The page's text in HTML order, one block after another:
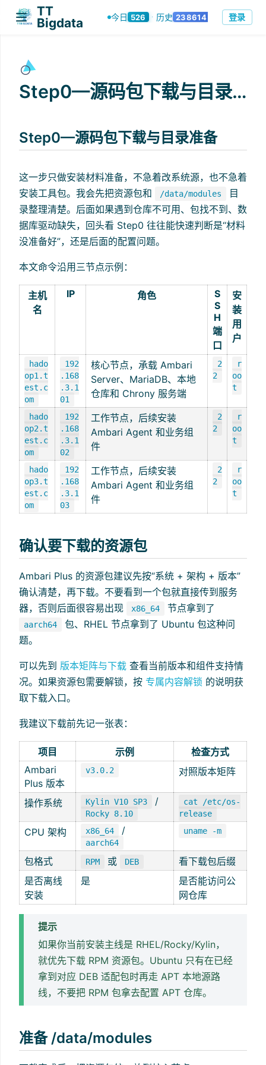
TT
Bigdata
今日 526 · 历史 238614 登录
Step0—源码包下载与目录准备
Step0—源码包下载与目录准备
这一步只做安装材料准备，不急着改系统源，也不急着
安装工具包。我会先把资源包和
/data/modules
目
录整理清楚。后面如果遇到仓库不可用、包找不到、数
据库驱动缺失，回头看 Step0 往往能快速判断是“材料
没准备好”，还是后面的配置问题。
本文命令沿用三节点示例：
主机
名
IP 角色
S
S
H
端
口
安
装
用
户
hado
op1.t
est.c
om
192
.168
.3.1
01
核心节点，承载 Ambari
Server、MariaDB、本地
仓库和 Chrony 服务端
2
2
r
oo
t
hado
op2.t
est.c
om
192
.168
.3.1
02
工作节点，后续安装
Ambari Agent 和业务组
件
2
2
r
oo
t
hado
op3.t
est.c
om
192
.168
.3.1
03
工作节点，后续安装
Ambari Agent 和业务组
件
2
2
r
oo
t
确认要下载的资源包
Ambari Plus 的资源包建议先按“系统 + 架构 + 版本”
确认清楚，再下载。不要看到一个包就直接传到服务
器，否则后面很容易出现
x86_64 节点拿到了
aarch64
包、RHEL 节点拿到了 Ubuntu 包这种问
题。
可以先到 版本矩阵与下载 查看当前版本和组件支持情
况。如果资源包需要解锁，按 专属内容解锁 的说明获
取下载入口。
我建议下载前先记一张表：
项目 示例
检查方式
Ambari
Plus 版本
v3.0.2 对照版本矩阵
操作系统 Kylin V10 SP3 /
Rocky 8.10
cat /etc/os-
release
CPU 架构 x86_64 /
aarch64
uname -m
包格式 RPM 或 DEB
看下载包后缀
是否离线
安装
是
是否能访问公
网仓库
提示
如果你当前安装主线是 RHEL/Rocky/Kylin，
就优先下载 RPM 资源包。Ubuntu 只有在已经
拿到对应 DEB 适配包时再走 APT 本地源路
线，不要把 RPM 包拿去配置 APT 仓库。
准备 /data/modules